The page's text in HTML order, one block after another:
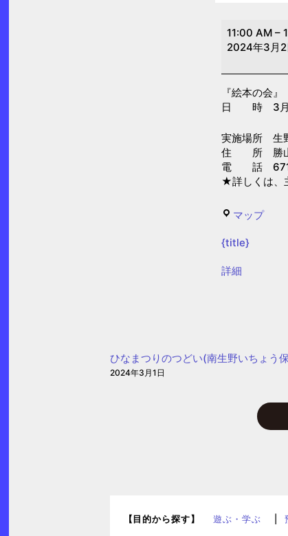
絵
本
（生
図
書
館）
11:00 AM –
2024年3月2
『絵本の会』
日 時 3月2
実施場所 生
住 所 勝山
電 話
★詳しくは、
マップ生
{title}
{title}
詳細
ひなまつりのつどい(南生野いちょう
2024年3月1日
【目的から探す】 遊ぶ・学ぶ